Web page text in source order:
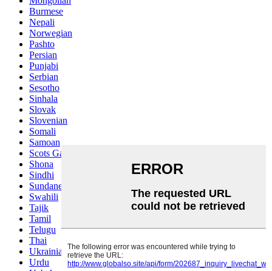
Burmese
Nepali
Norwegian
Pashto
Persian
Punjabi
Serbian
Sesotho
Sinhala
Slovak
Slovenian
Somali
Samoan
Scots Gaelic
Shona
Sindhi
Sundanese
Swahili
Tajik
Tamil
Telugu
Thai
Ukrainian
Urdu